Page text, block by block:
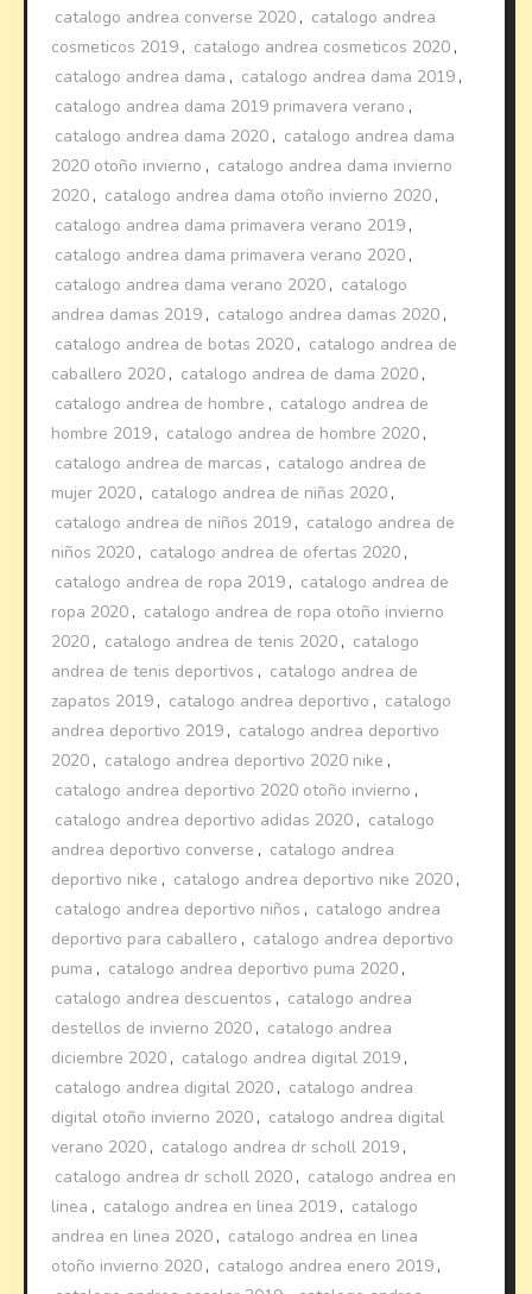
catalogo andrea converse 2020 , catalogo andrea
cosmeticos 2019 , catalogo andrea cosmeticos 2020 ,
catalogo andrea dama , catalogo andrea dama 2019 ,
catalogo andrea dama 2019 primavera verano ,
catalogo andrea dama 2020 , catalogo andrea dama
2020 otoño invierno , catalogo andrea dama invierno
2020 , catalogo andrea dama otoño invierno 2020 ,
catalogo andrea dama primavera verano 2019 ,
catalogo andrea dama primavera verano 2020 ,
catalogo andrea dama verano 2020 , catalogo
andrea damas 2019 , catalogo andrea damas 2020 ,
catalogo andrea de botas 2020 , catalogo andrea de
caballero 2020 , catalogo andrea de dama 2020 ,
catalogo andrea de hombre , catalogo andrea de
hombre 2019 , catalogo andrea de hombre 2020 ,
catalogo andrea de marcas , catalogo andrea de
mujer 2020 , catalogo andrea de niñas 2020 ,
catalogo andrea de niños 2019 , catalogo andrea de
niños 2020 , catalogo andrea de ofertas 2020 ,
catalogo andrea de ropa 2019 , catalogo andrea de
ropa 2020 , catalogo andrea de ropa otoño invierno
2020 , catalogo andrea de tenis 2020 , catalogo
andrea de tenis deportivos , catalogo andrea de
zapatos 2019 , catalogo andrea deportivo , catalogo
andrea deportivo 2019 , catalogo andrea deportivo
2020 , catalogo andrea deportivo 2020 nike ,
catalogo andrea deportivo 2020 otoño invierno ,
catalogo andrea deportivo adidas 2020 , catalogo
andrea deportivo converse , catalogo andrea
deportivo nike , catalogo andrea deportivo nike 2020 ,
catalogo andrea deportivo niños , catalogo andrea
deportivo para caballero , catalogo andrea deportivo
puma , catalogo andrea deportivo puma 2020 ,
catalogo andrea descuentos , catalogo andrea
destellos de invierno 2020 , catalogo andrea
diciembre 2020 , catalogo andrea digital 2019 ,
catalogo andrea digital 2020 , catalogo andrea
digital otoño invierno 2020 , catalogo andrea digital
verano 2020 , catalogo andrea dr scholl 2019 ,
catalogo andrea dr scholl 2020 , catalogo andrea en
linea , catalogo andrea en linea 2019 , catalogo
andrea en linea 2020 , catalogo andrea en linea
otoño invierno 2020 , catalogo andrea enero 2019 ,